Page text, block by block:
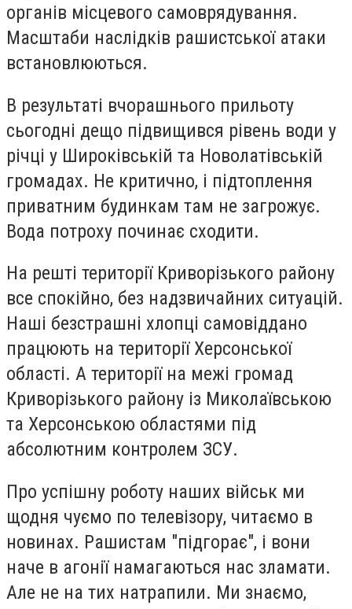
органів місцевого самоврядування.
Масштаби наслідків рашистської атаки
встановлюються.
В результаті вчорашнього прильоту
сьогодні дещо підвищився рівень води у
річці у Широківській та Новолатівській
громадах. Не критично, і підтоплення
приватним будинкам там не загрожує.
Вода потроху починає сходити.
На решті території Криворізького району
все спокійно, без надзвичайних ситуацій.
Наші безстрашні хлопці самовіддано
працюють на території Херсонської
області. А території на межі громад
Криворізького району із Миколаївською
та Херсонською областями під
абсолютним контролем ЗСУ.
Про успішну роботу наших військ ми
щодня чуємо по телевізору, читаємо в
новинах. Рашистам "підгорає", і вони
наче в агонії намагаються нас зламати.
Але не на тих натрапили. Ми знаємо,